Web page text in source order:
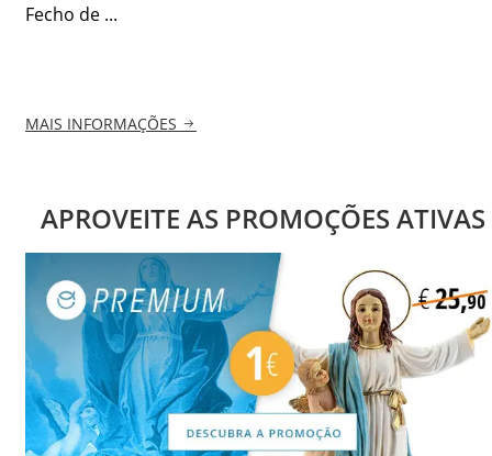
Fecho de ...
MAIS INFORMAÇÕES
APROVEITE AS PROMOÇÕES ATIVAS